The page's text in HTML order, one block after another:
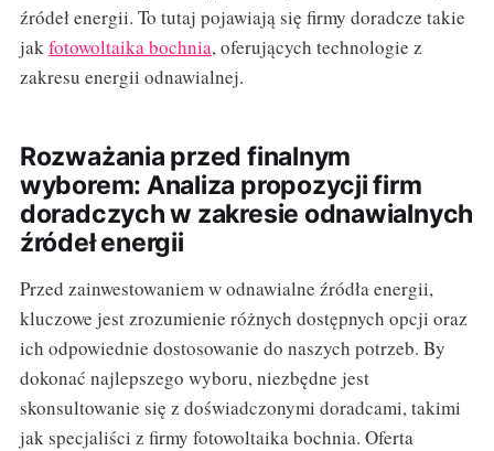
źródeł energii. To tutaj pojawiają się firmy doradcze takie
jakfotowoltaika bochnia, oferujących technologie z
zakresu energii odnawialnej.
Rozważania przed finalnym
wyborem: Analiza propozycji firm
doradczych w zakresie odnawialnych
źródeł energii
Przed zainwestowaniem w odnawialne źródła energii,
kluczowe jest zrozumienie różnych dostępnych opcji oraz
ich odpowiednie dostosowanie do naszych potrzeb. By
dokonać najlepszego wyboru, niezbędne jest
skonsultowanie się z doświadczonymi doradcami, takimi
jak specjaliści z firmy fotowoltaika bochnia. Oferta